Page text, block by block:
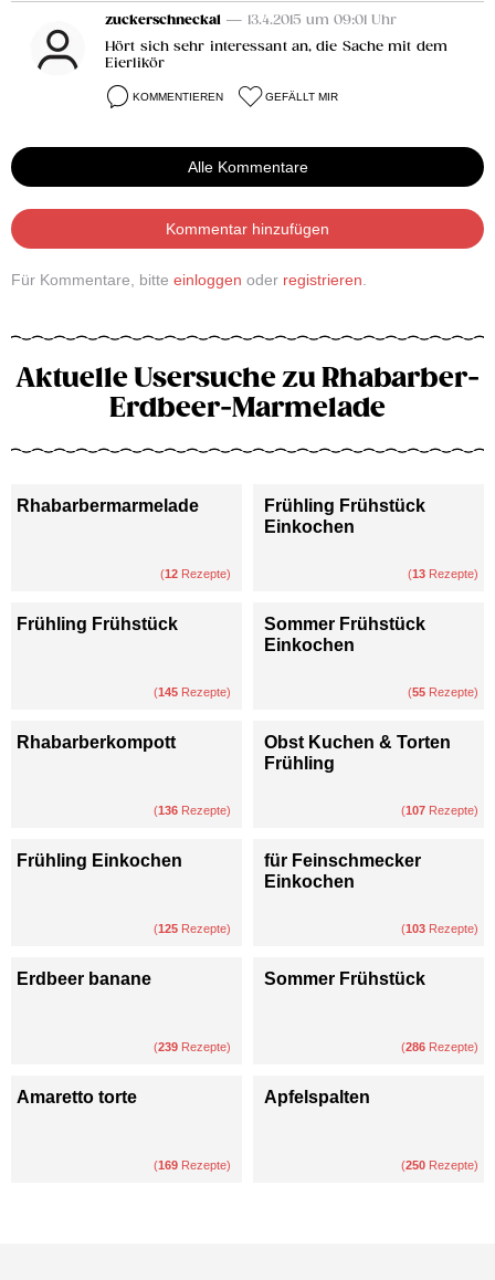
zuckerschneckal — 13.4.2015 um 09:01 Uhr
Hört sich sehr interessant an, die Sache mit dem
Eierlikör
KOMMENTIEREN GEFÄLLT MIR
Alle Kommentare
Kommentar hinzufügen
Für Kommentare, bitte einloggen oder registrieren
Aktuelle Usersuche zu Rhabarber-
Erdbeer-Marmelade
Rhabarbermarmelade
(12 Rezepte)
Frühling Frühstück
Einkochen
(13 Rezepte)
Frühling Frühstück
(145 Rezepte)
Sommer Frühstück
Einkochen
(55 Rezepte)
Rhabarberkompott
(136 Rezepte)
Obst Kuchen & Torten
Frühling
(107 Rezepte)
Frühling Einkochen
(125 Rezepte)
für Feinschmecker
Einkochen
(103 Rezepte)
Erdbeer banane
(239 Rezepte)
Sommer Frühstück
(286 Rezepte)
Amaretto torte
(169 Rezepte)
Apfelspalten
(250 Rezepte)